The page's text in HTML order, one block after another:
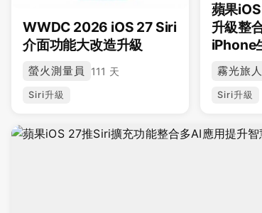
WWDC 2026 iOS 27 Siri
介面功能大改造升級
螢火測量員 111 天
Siri升級
蘋果
升級整
iPhone
霧光旅人
Siri升級